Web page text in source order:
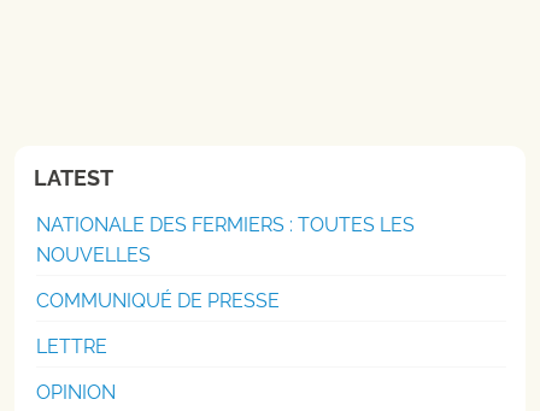
LATEST
NATIONALE DES FERMIERS : TOUTES LES
NOUVELLES
COMMUNIQUÉ DE PRESSE
LETTRE
OPINION